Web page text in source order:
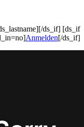
ds_if] [ds_if
Anmelden[/ds_if]